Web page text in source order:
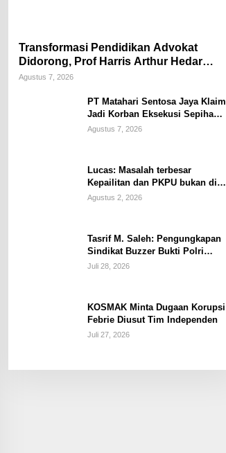
Transformasi Pendidikan Advokat
Didorong, Prof Harris Arthur Hedar
Perkuat Kolaborasi Kampus
Agustus 7, 2026
PT Matahari Sentosa Jaya Klaim
Jadi Korban Eksekusi Sepihak
oleh Oknum SPSI!
Agustus 7, 2026
Lucas: Masalah terbesar
Kepailitan dan PKPU bukan di
Undang-undang, tapi di Hukum
Agustus 2, 2026
Tasrif M. Saleh: Pengungkapan
Sindikat Buzzer Bukti Polri
Makin Adaptif Hadapi Kejahatan
Juli 28, 2026
KOSMAK Minta Dugaan Korupsi
Febrie Diusut Tim Independen
Juli 27, 2026